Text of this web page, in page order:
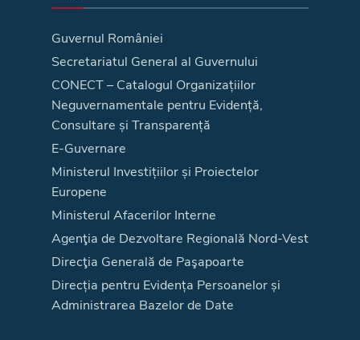
Guvernul României
Secretariatul General al Guvernului
CONECT – Catalogul Organizațiilor
Neguvernamentale pentru Evidență,
Consultare și Transparență
E-Guvernare
Ministerul Investițiilor și Proiectelor
Europene
Ministerul Afacerilor Interne
Agenţia de Dezvoltare Regională Nord-Vest
Direcţia Generală de Paşapoarte
Direcția pentru Evidența Persoanelor și
Administrarea Bazelor de Date